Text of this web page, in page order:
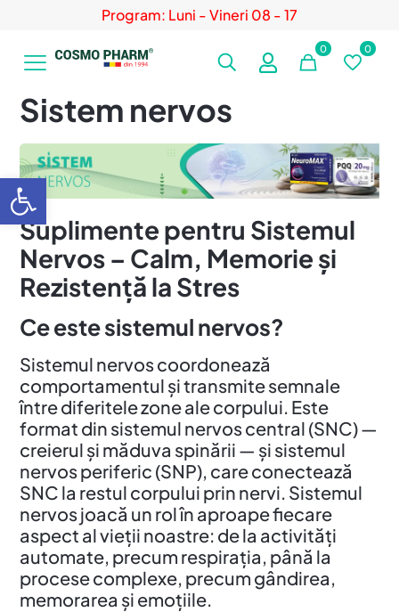
Program: Luni - Vineri 08 - 17
0 0
Sistem nervos
Suplimente pentru Sistemul
Nervos – Calm, Memorie și
Rezistență la Stres
Ce este sistemul nervos?
Sistemul nervos coordonează
comportamentul și transmite semnale
între diferitele zone ale corpului. Este
format din sistemul nervos central (SNC) —
creierul și măduva spinării — și sistemul
nervos periferic (SNP), care conectează
SNC la restul corpului prin nervi. Sistemul
nervos joacă un rol în aproape fiecare
aspect al vieții noastre: de la activități
automate, precum respirația, până la
procese complexe, precum gândirea,
memorarea și emoțiile.
Deschide bara de unelte